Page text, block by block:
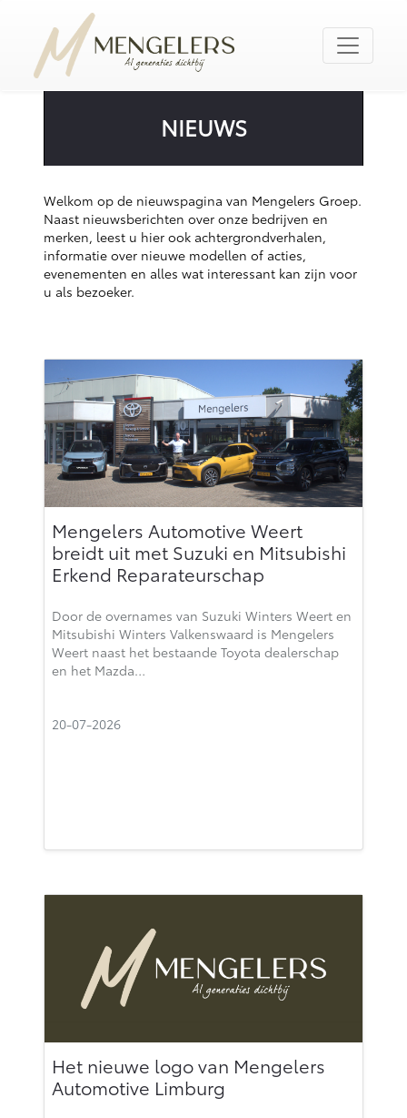
NIEUWS
Welkom op de nieuwspagina van Mengelers Groep.
Naast nieuwsberichten over onze bedrijven en
merken, leest u hier ook achtergrondverhalen,
informatie over nieuwe modellen of acties,
evenementen en alles wat interessant kan zijn voor
u als bezoeker.
Mengelers Automotive Weert
breidt uit met Suzuki en Mitsubishi
Erkend Reparateurschap
Door de overnames van Suzuki Winters Weert en
Mitsubishi Winters Valkenswaard is Mengelers
Weert naast het bestaande Toyota dealerschap
en het Mazda…
20-07-2026
Het nieuwe logo van Mengelers
Automotive Limburg